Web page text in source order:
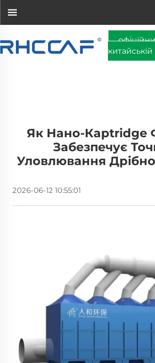
китайській
Як Нано-Карtridge
Забезпечує
Уловлювання
2026-06-12 10:55:01